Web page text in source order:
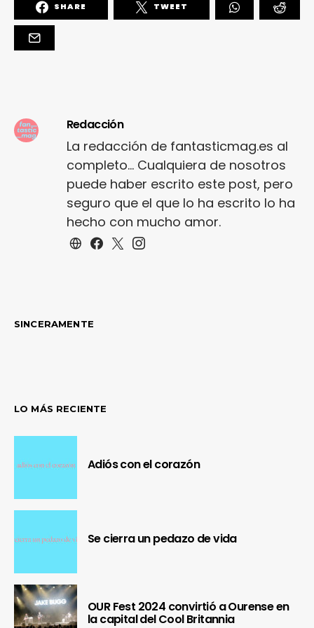
SHARE TWEET
Redacción
La redacción de fantasticmag.es al
completo... Cualquiera de nosotros
puede haber escrito este post, pero
seguro que el que lo ha escrito lo ha
hecho con mucho amor.
SINCERAMENTE
LO MÁS RECIENTE
Adiós con el corazón
Se cierra un pedazo de vida
OUR Fest 2024 convirtió a Ourense en
la capital del Cool Britannia